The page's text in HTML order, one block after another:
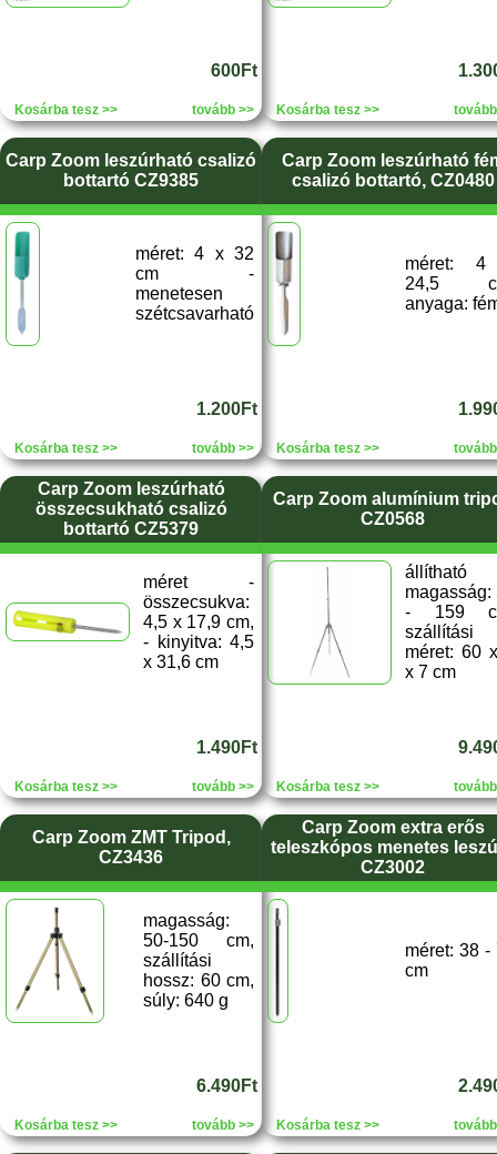
600Ft
Kosárba tesz >> tovább >> Kosárba tesz >>
Carp Zoom leszúrható csalizó
bottartó CZ9385
méret: 4 x 32
cm -
menetesen
szétcsavarható
1.200Ft
Kosárba tesz >> tovább >>
Carp Zoom leszúrható
csalizó bottartó, CZ0480
méret:
24,5
anyaga:
Kosárba tesz >>
Carp Zoom leszúrható
összecsukható csalizó
bottartó CZ5379
méret -
összecsukva:
4,5 x 17,9 cm,
- kinyitva: 4,5
x 31,6 cm
1.490Ft
Kosárba tesz >> tovább >>
Carp Zoom alumínium
CZ0568
állítható
magasság:
- 159
szállítási
méret: 60
x 7 cm
Kosárba tesz >>
Carp Zoom ZMT Tripod,
CZ3436
magasság:
50-150 cm,
szállítási
hossz: 60 cm,
súly: 640 g
6.490Ft
Kosárba tesz >> tovább >>
Carp Zoom extra erős
teleszkópos menetes
CZ3002
méret: 38 -
cm
Kosárba tesz >>